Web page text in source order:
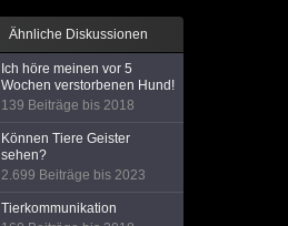
Ähnliche Diskussionen
Ich höre meinen vor 5
Wochen verstorbenen Hund!
139 Beiträge bis 2018
Können Tiere Geister
sehen?
2.699 Beiträge bis 2023
Tierkommunikation